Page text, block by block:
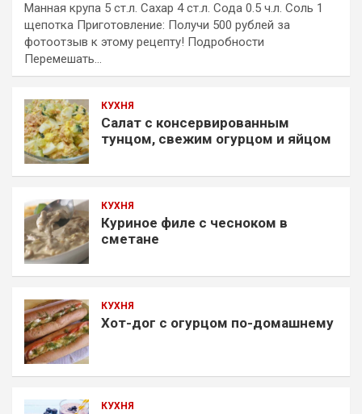
Манная крупа 5 ст.л. Сахар 4 ст.л. Сода 0.5 ч.л. Соль 1
щепотка Приготовление: Получи 500 рублей за
фотоотзыв к этому рецепту! Подробности
Перемешать…
КУХНЯ
Салат с консервированным
тунцом, свежим огурцом и яйцом
КУХНЯ
Куриное филе с чесноком в
сметане
КУХНЯ
Хот-дог с огурцом по-домашнему
КУХНЯ